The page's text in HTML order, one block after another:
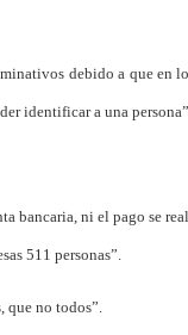
debido a que en
identificar a una
bancaria, ni el pago se
511 personas”.
no todos”.